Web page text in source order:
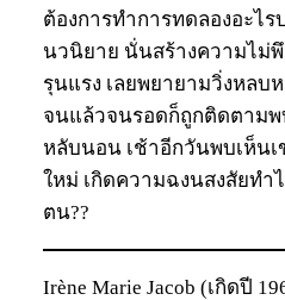
ต้องการทำการทดลองอะไ
นวนิยาย นั่นสร้างความไม่
รุนแรง เลยพยายามวิ่งหล
จนแล้วจนรอดก็ถูกติดตามพ
หลับนอน เช้าอีกวันพบเห็น
ใหม่ เกิดความฉงนสงสัยทำ
ตน??
Irène Marie Jacob (เกิดปี